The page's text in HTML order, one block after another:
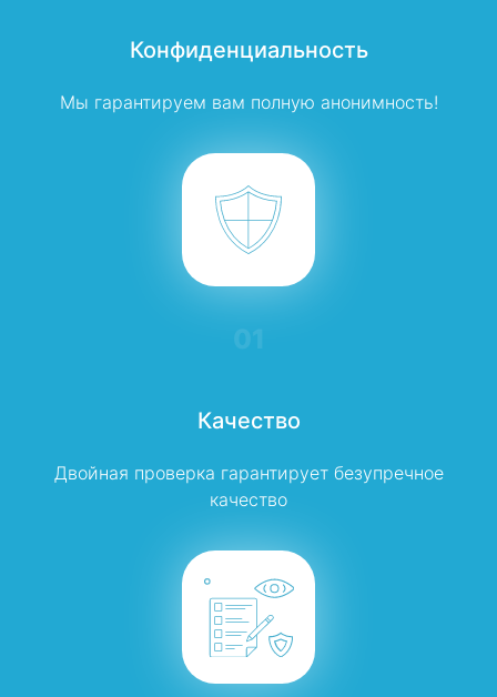
Конфиденциальность
Мы гарантируем вам полную анонимность!
01
Качество
Двойная проверка гарантирует безупречное
качество